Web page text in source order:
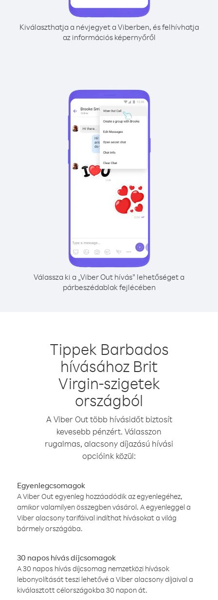
Kiválaszthatja a névjegyet a Viberben, és felhívhatja
az információs képernyőről
Válassza ki a „Viber Out hívás” lehetőséget a
párbeszédablak fejlécében
Tippek Barbados
hívásához Brit
Virgin-szigetek
országból
A Viber Out több hívásidőt biztosít
kevesebb pénzért. Válasszon
rugalmas, alacsony díjazású hívási
opcióink közül:
Egyenlegcsomagok
A Viber Out egyenleg hozzáadódik az egyenlegéhez,
amikor valamilyen összegben vásárol. A egyenleggel a
Viber alacsony tarifáival indíthat hívásokat a világ
bármely országába.
30 napos hívás díjcsomagok
A 30 napos hívás díjcsomag nemzetközi hívások
lebonyolítását teszi lehetővé a Viber alacsony díjaival a
kiválasztott célországokba 30 napon át.